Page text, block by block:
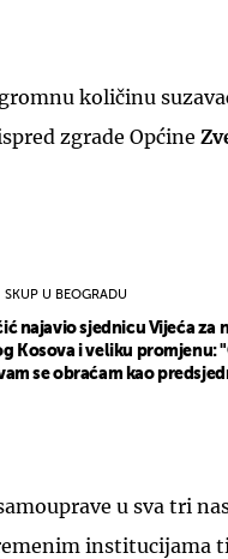
količinu
zgrade Općine
SKUP U BEOGRADU
najavio sjednicu Vijeća za
Kosova i veliku promjenu:
se obraćam kao
u sva tri
institucijama